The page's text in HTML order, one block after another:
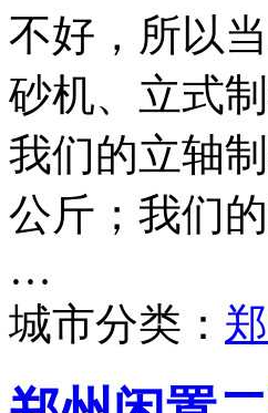
不好，所以
砂机、立式
我们的立轴
公斤；我们
…
城市分类：